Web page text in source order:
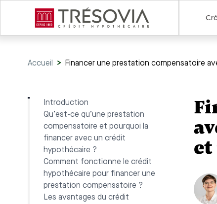
Accueil > Financer une prestation compensatoire
Introduction
Qu’est-ce qu’une prestation
compensatoire et pourquoi la
financer avec un crédit
hypothécaire ?
Comment fonctionne le crédit
hypothécaire pour financer une
prestation compensatoire ?
Les avantages du crédit
et